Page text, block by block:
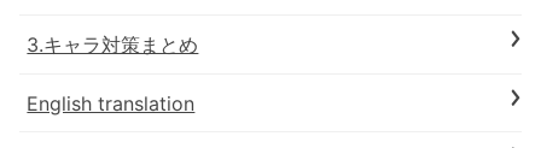
3.キャラ対策まとめ
English translation